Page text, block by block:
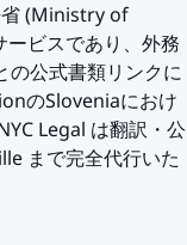
(Ministry of
ビスであり、外務
公式書類リンクに
のSloveniaにおけ
Legal は翻訳・公
まで完全代行いた